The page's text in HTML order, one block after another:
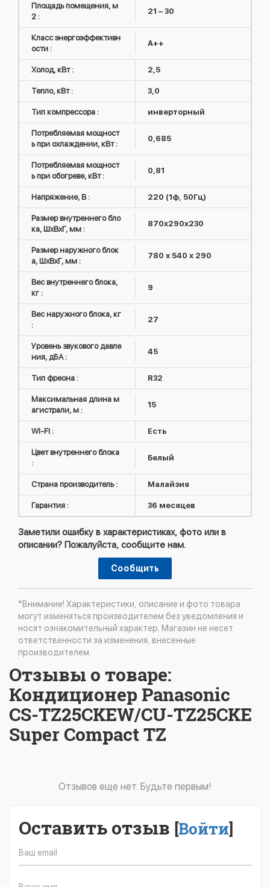
Площадь помещения, м
2 :
21 – 30
Класс энергоэффективн
ости :
A++
Холод, кВт : 2,5
Тепло, кВт : 3,0
Тип компрессора : инверторный
Потребляемая мощност
ь при охлаждении, кВт :
0,685
Потребляемая мощност
ь при обогреве, кВт :
0,81
Напряжение, В : 220 (1ф, 50Гц)
Размер внутреннего бло
ка, ШxВxГ, мм :
870x290x230
Размер наружного блок
а, ШxВxГ, мм :
780 х 540 х 290
Вес внутреннего блока,
кг :
9
Вес наружного блока, кг
:
27
Уровень звукового давле
ния, дБА :
45
Тип фреона : R32
Максимальная длина м
агистрали, м :
15
WI-FI : Есть
Цвет внутреннего блока
:
Белый
Страна производитель : Малайзия
Гарантия : 36 месяцев
Заметили ошибку в характеристиках, фото или в
описании? Пожалуйста, сообщите нам.
Сообщить
*Внимание! Характеристики, описание и фото товара
могут изменяться производителем без уведомления и
носят ознакомительный характер. Магазин не несет
ответственности за изменения, внесенные
производителем.
Отзывы о товаре:
Кондиционер Panasonic
CS-TZ25CKEW/CU-TZ25CKE
Super Compact TZ
Отзывов еще нет. Будьте первым!
Оставить отзыв [Войти]